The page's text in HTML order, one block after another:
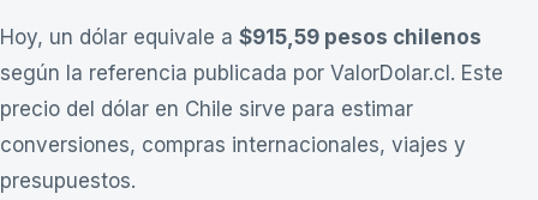
Hoy, un dólar equivale a $915,59 pesos chilenos
según la referencia publicada por ValorDolar.cl. Este
precio del dólar en Chile sirve para estimar
conversiones, compras internacionales, viajes y
presupuestos.